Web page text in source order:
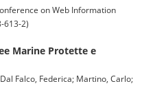
on Web Information
613-2)
Marine Protette e
Falco, Federica; Martino, Carlo;